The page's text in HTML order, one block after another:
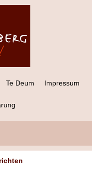
Te Deum Impressum